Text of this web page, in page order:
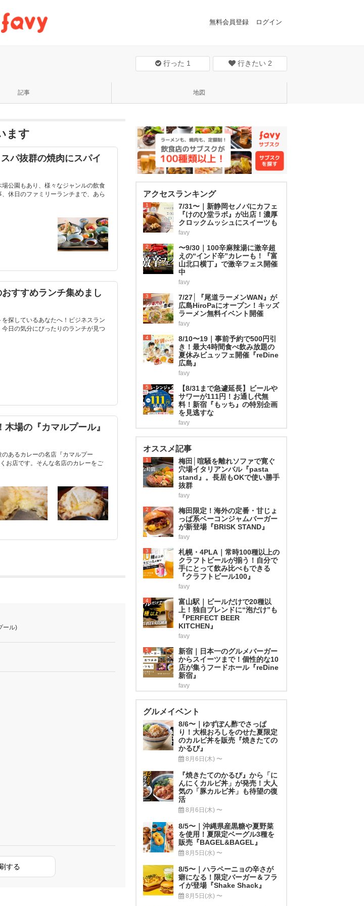
無料会員登録 ログイン
行った 1 行きたい 2
記事 地図
ます
パ抜群の焼肉にスパイ
公園もあり、様々なジャンルの飲食
休日のファミリーランチまで、あら
すすめランチ集めまし
探しているあなたへ！ビジネスラン
日の気分にぴったりのランチが見つ
場の『カマルプール』
あるカレーの名店『カマルプー
お店です。そんな名店のカレーをご
ール)
する
アクセスランキング
1
7/31〜｜新静岡セノバにカフェ
『けのひ堂ラボ』が出店！濃厚
クロックムッシュにスイーツも
favy
2
〜9/30｜100辛麻辣湯に激辛超
えの“インド辛”カレーも！『富
山北口横丁』で激辛フェス開催
中
favy
3
7/27│『尾道ラーメンWAN』が
広島HiroPaにオープン！キッズ
ラーメン無料イベント開催
favy
4
8/10〜19｜事前予約で500円引
き！最大4時間食べ飲み放題の
夏休みビュッフェ開催『reDine
広島』
favy
5
【8/31まで急遽延長】ビールや
サワーが111円！お通し代無
料！新宿『もッち』の特別企画
を見逃すな
favy
オススメ記事
1
梅田│喧騒を離れソファで寛ぐ
穴場イタリアンバル『pasta
stand』。長居もOKで使い勝手
抜群
favy
2
梅田限定！海外の定番・甘じょ
っぱ系ベーコンジャムバーガー
が新登場『BRISK STAND』
favy
3
札幌・4PLA｜常時100種以上の
クラフトビールが揃う！自分で
手にとって飲み比べもできる
『クラフトビール100』
favy
4
富山駅｜ビールだけで20種以
上！独自ブレンドに“泡だけ”も
『PERFECT BEER
KITCHEN』
favy
5
新宿｜日本一のグルメバーガー
からスイーツまで！個性的な10
店が集うフードホール『reDine
新宿』
favy
グルメイベント
8/6〜｜ゆずぽん酢でさっぱ
り！大根おろしをのせた夏限定
のカルビ丼を販売『焼きたての
かるび』
8月6日(木) 〜
『焼きたてのかるび』から「に
んにくカルビ丼」が発売！大人
気の「豚カルビ丼」も待望の復
活
8月6日(木) 〜
8/5〜｜沖縄県産黒糖や夏野菜
を使用！夏限定ベーグル3種を
販売『BAGEL&BAGEL』
8月5日(水) 〜
8/5〜｜ハラペーニョの辛さが
癖になる！限定バーガー＆フラ
イが登場『Shake Shack』
8月5日(水) 〜